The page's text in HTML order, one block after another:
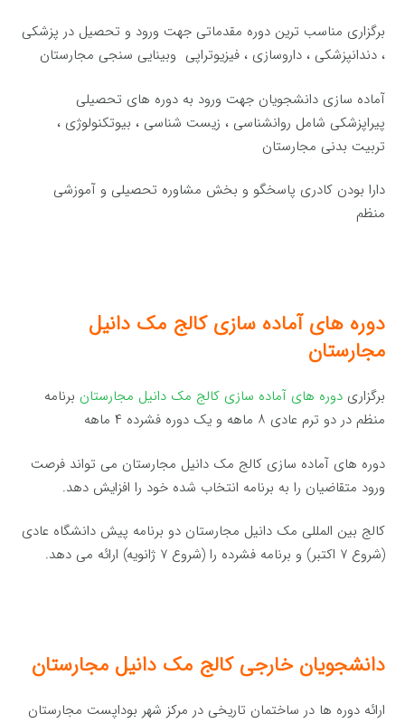
برگزاری مناسب ترین دوره مقدماتی جهت ورود و تحصیل در پزشکی
، دندانپزشکی ، داروسازی ، فیزیوتراپی وبینایی سنجی مجارستان
آماده سازی دانشجویان جهت ورود به دوره های تحصیلی
پیراپزشکی شامل روانشناسی ، زیست شناسی ، بیوتکنولوژی ،
تربیت بدنی مجارستان
دارا بودن کادری پاسخگو و بخش مشاوره تحصیلی و آموزشی
منظم
دوره های آماده سازی کالج مک دانیل
مجارستان
برگزاریدوره های آماده سازی کالج مک دانیل مجارستان برنامه
منظم در دو ترم عادی ۸ ماهه و یک دوره فشرده ۴ ماهه
دوره های آماده سازی کالج مک دانیل مجارستان می تواند فرصت
ورود متقاضیان را به برنامه انتخاب شده خود را افزایش دهد.
کالج بین المللی مک دانیل مجارستان دو برنامه پیش دانشگاه عادی
(شروع ۷ اکتبر) و برنامه فشرده را (شروع ۷ ژانویه) ارائه می دهد.
دانشجویان خارجی کالج مک دانیل مجارستان
ارائه دوره ها در ساختمان تاریخی در مرکز شهر بوداپست مجارستان